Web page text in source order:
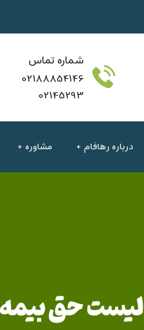
شماره تماس
02188854146
02145293
درباره رهافام مشاوره
لیست حق